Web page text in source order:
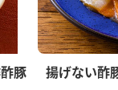
豚 揚げない酢